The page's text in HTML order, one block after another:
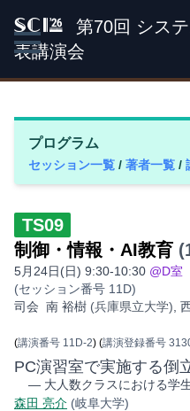
SCI '26
第70回 シス
表講演会
プログラム
セッション一覧 / 著者一覧 /
TS09
制御・情報・AI教育
5月24日(日) 9:30-10:30 @D室
(セッション番号 11D)
司会 南 裕樹 (兵庫県立大学)
(講演番号 11D-2) (講演登録番号
PC演習室で実施する倒
— 大人数クラスにおける学
森田 亮介 (岐阜大学)